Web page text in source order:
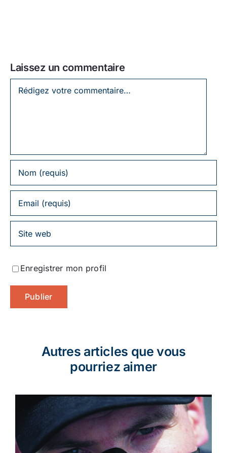
Laissez un commentaire
Laissez
Enregistrer mon profil
Autres articles que vous
pourriez aimer